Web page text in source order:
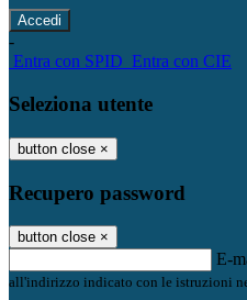
-
Entra con SPID Entra con CIE
Seleziona utente
button close ×
Recupero password
button close ×
E-
all'indirizzo indicato con le istruzioni